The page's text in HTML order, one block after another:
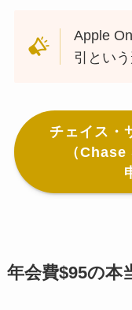
Apple
引とい
チェイス・
（
年会費$95の本